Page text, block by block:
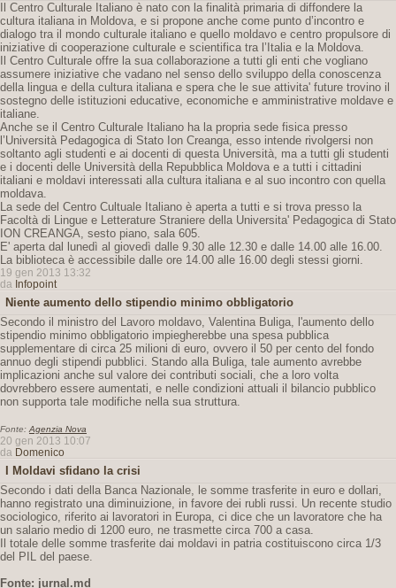
Il Centro Culturale Italiano è nato con la finalità primaria di diffondere la
cultura italiana in Moldova, e si propone anche come punto d’incontro e
dialogo tra il mondo culturale italiano e quello moldavo e centro propulsore di
iniziative di cooperazione culturale e scientifica tra l’Italia e la Moldova.
Il Centro Culturale offre la sua collaborazione a tutti gli enti che vogliano
assumere iniziative che vadano nel senso dello sviluppo della conoscenza
della lingua e della cultura italiana e spera che le sue attivita' future trovino il
sostegno delle istituzioni educative, economiche e amministrative moldave e
italiane.
Anche se il Centro Culturale Italiano ha la propria sede fisica presso
l’Università Pedagogica di Stato Ion Creanga, esso intende rivolgersi non
soltanto agli studenti e ai docenti di questa Università, ma a tutti gli studenti
e i docenti delle Università della Repubblica Moldova e a tutti i cittadini
italiani e moldavi interessati alla cultura italiana e al suo incontro con quella
moldava.
La sede del Centro Cultuale Italiano è aperta a tutti e si trova presso la
Facoltà di Lingue e Letterature Straniere della Universita' Pedagogica di Stato
ION CREANGA, sesto piano, sala 605.
E' aperta dal lunedì al giovedì dalle 9.30 alle 12.30 e dalle 14.00 alle 16.00.
La biblioteca è accessibile dalle ore 14.00 alle 16.00 degli stessi giorni.
19 gen 2013 13:32
da Infopoint
Niente aumento dello stipendio minimo obbligatorio
Secondo il ministro del Lavoro moldavo, Valentina Buliga, l'aumento dello
stipendio minimo obbligatorio impiegherebbe una spesa pubblica
supplementare di circa 25 milioni di euro, ovvero il 50 per cento del fondo
annuo degli stipendi pubblici. Stando alla Buliga, tale aumento avrebbe
implicazioni anche sul valore dei contributi sociali, che a loro volta
dovrebbero essere aumentati, e nelle condizioni attuali il bilancio pubblico
non supporta tale modifiche nella sua struttura.
Fonte: Agenzia Nova
20 gen 2013 10:07
da Domenico
I Moldavi sfidano la crisi
Secondo i dati della Banca Nazionale, le somme trasferite in euro e dollari,
hanno registrato una diminuizione, in favore dei rubli russi. Un recente studio
sociologico, riferito ai lavoratori in Europa, ci dice che un lavoratore che ha
un salario medio di 1200 euro, ne trasmette circa 700 a casa.
Il totale delle somme trasferite dai moldavi in patria costituiscono circa 1/3
del PIL del paese.
Fonte: jurnal.md